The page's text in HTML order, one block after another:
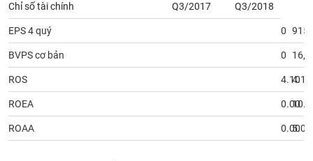
Chỉ số tài chính Q3/2017 Q3/2018
EPS 4 quý 0 915
BVPS cơ bản 0
ROS 4.104.13
ROEA 0.00
ROAA 0.005.08